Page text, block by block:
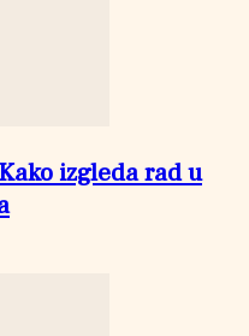
izgleda rad u